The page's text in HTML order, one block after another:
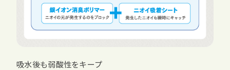
吸水後も弱酸性をキープ